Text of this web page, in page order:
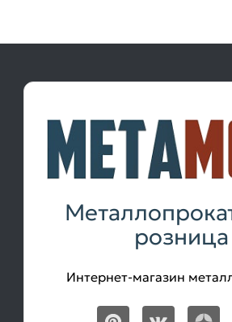
розница
Интернет-магазин